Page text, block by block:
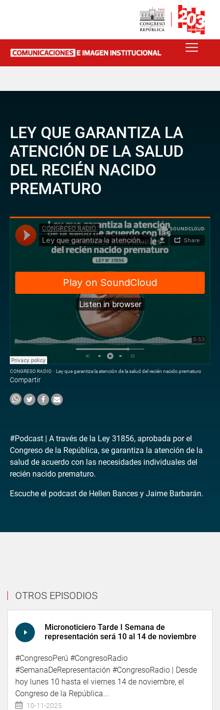
LEY QUE GARANTIZA LA
ATENCIÓN DE LA SALUD
DEL RECIÉN NACIDO
PREMATURO
CONGRESO RADIO · Ley que garantiza la atención de la salud del recién nacido prematuro
Compartir
#Podcast | A través de la Ley 31856, aprobada por el
Congreso de la República, se garantiza la atención de la
salud de acuerdo con las necesidades individuales del
recién nacido prematuro.
Escuche el podcast de Hellen Bances y Jaime Barbarán.
OTROS EPISODIOS
Micronoticiero Tarde I Semana de
representación será 10 al 14 de noviembre
#CongresoPerú #CongresoRadio
#SemanaDeRepresentación #CongresoRadio | Desde
hoy lunes 10 hasta el viernes 14 de noviembre, el
Congreso de la República...
10-11-2025